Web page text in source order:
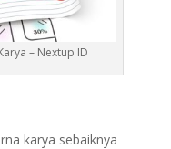
– Nextup ID
karya sebaiknya